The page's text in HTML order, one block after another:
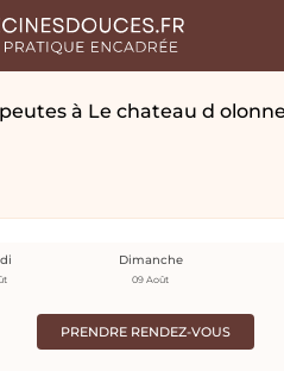
à Le chateau d olonne
PRENDRE RENDEZ-VOUS
Dimanche
09 Août